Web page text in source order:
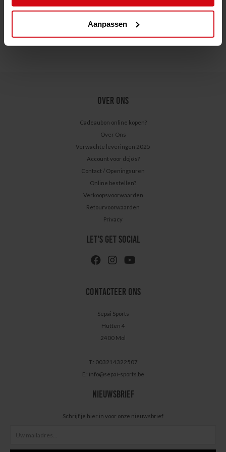
Aanpassen
OVER ONS
Cadeaubon online kopen?
Over Ons
Verwachte leveringen 2025
Account voor dojo's?
Contact / Openingsuren
Online bestellen?
Verkoopsvoorwaarden
Retourvoorwaarden
Privacy
LET'S GET SOCIAL
CONTACTEER ONS
Sepai Sports
Hutten 4
2400 Mol
T.: 003214322507
E.: info@sepai-sports.be
NIEUWSBRIEF
Schrijf je hier in voor onze nieuwsbrief